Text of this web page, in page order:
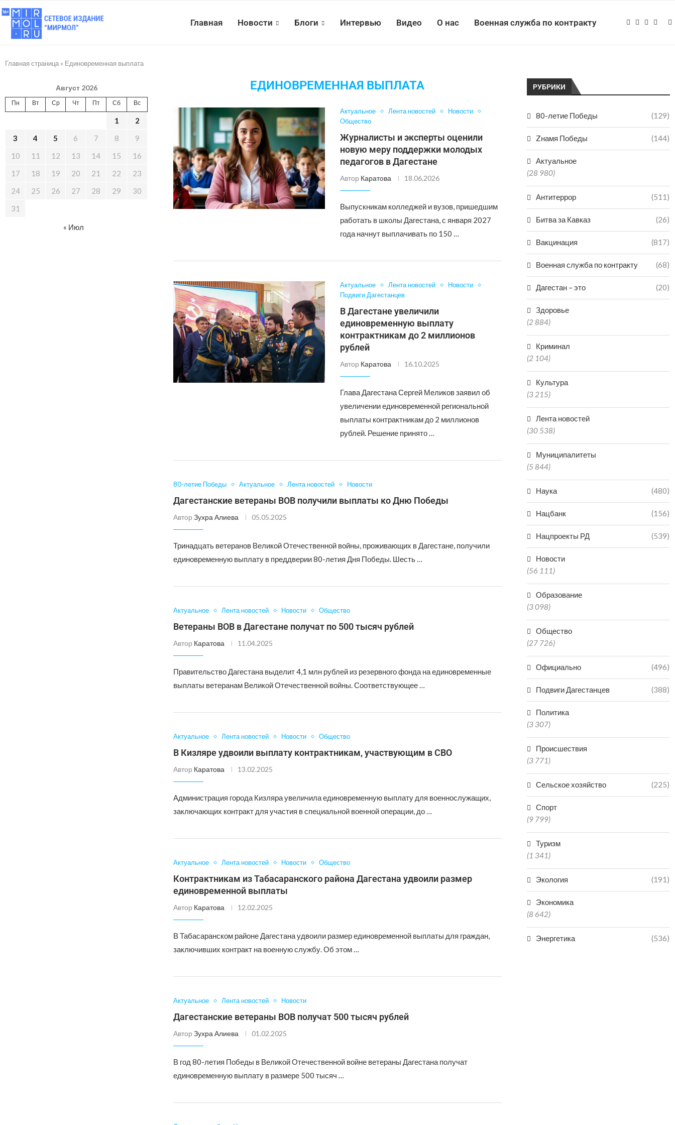
Главная Новости Блоги Интервью Видео О нас Военная служба по контракту
Главная страница » Единовременная выплата
ЕДИНОВРЕМЕННАЯ ВЫПЛАТА
Актуальное Лента новостей
Новости
Общество
Журналисты и эксперты оценили
новую меру поддержки молодых
педагогов в Дагестане
Автор Каратова 18.06.2026
Выпускникам колледжей и вузов, пришедшим
работать в школы Дагестана, с января 2027
года начнут выплачивать по 150 …
Актуальное Лента новостей
Новости
Подвиги Дагестанцев
В Дагестане увеличили
единовременную выплату
контрактникам до 2 миллионов
рублей
Автор Каратова 16.10.2025
Глава Дагестана Сергей Меликов заявил об
увеличении единовременной региональной
выплаты контрактникам до 2 миллионов
рублей. Решение принято …
80-летие Победы Актуальное Лента новостей Новости
Дагестанские ветераны ВОВ получили выплаты ко Дню Победы
Автор Зухра Алиева 05.05.2025
Тринадцать ветеранов Великой Отечественной войны, проживающих в Дагестане, получили
единовременную выплату в преддверии 80-летия Дня Победы. Шесть …
Актуальное Лента новостей Новости Общество
Ветераны ВОВ в Дагестане получат по 500 тысяч рублей
Автор Каратова 11.04.2025
Правительство Дагестана выделит 4,1 млн рублей из резервного фонда на единовременные
выплаты ветеранам Великой Отечественной войны. Соответствующее …
Актуальное Лента новостей Новости Общество
В Кизляре удвоили выплату контрактникам, участвующим в СВО
Автор Каратова 13.02.2025
Администрация города Кизляра увеличила единовременную выплату для военнослужащих,
заключающих контракт для участия в специальной военной операции, до …
Актуальное Лента новостей Новости Общество
Контрактникам из Табасаранского района Дагестана удвоили размер
единовременной выплаты
Автор Каратова 12.02.2025
В Табасаранском районе Дагестана удвоили размер единовременной выплаты для граждан,
заключивших контракт на военную службу. Об этом …
Актуальное Лента новостей Новости
Дагестанские ветераны ВОВ получат 500 тысяч рублей
Автор Зухра Алиева 01.02.2025
В год 80-летия Победы в Великой Отечественной войне ветераны Дагестана получат
единовременную выплату в размере 500 тысяч …
РУБРИКИ
80-летие Победы (129)
Zнамя Победы (144)
Актуальное
(28 980)
Антитеррор (511)
Битва за Кавказ (26)
Вакцинация (817)
Военная служба по контракту (68)
Дагестан – это (20)
Здоровье
(2 884)
Криминал
(2 104)
Культура
(3 215)
Лента новостей
(30 538)
Муниципалитеты
(5 844)
Наука (480)
Нацбанк (156)
Нацпроекты РД (539)
Новости
(56 111)
Образование
(3 098)
Общество
(27 726)
Официально (496)
Подвиги Дагестанцев (388)
Политика
(3 307)
Происшествия
(3 771)
Сельское хозяйство (225)
Спорт
(9 799)
Туризм
(1 341)
Экология (191)
Экономика
(8 642)
Энергетика (536)
Август 2026
Пн Вт Ср Чт Пт Сб Вс
1
2
3
4 5 6 7 8
9
10
11 12 13 14 15
16
17
18 19 20 21 22
23
24
25 26 27 28 29
30
31
« Июл